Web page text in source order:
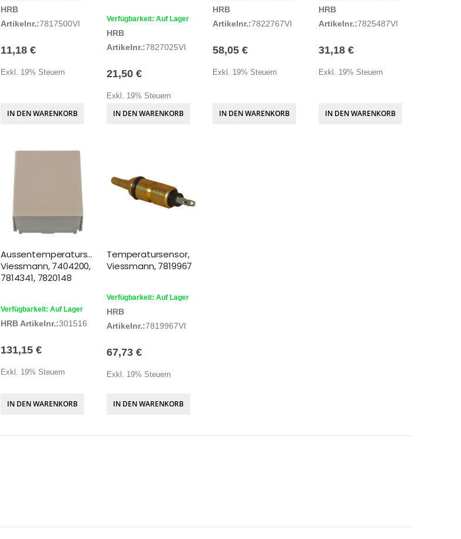
HRB
Artikelnr.:7817500VI
11,18 €
Exkl. 19% Steuern
IN DEN WARENKORB
Verfügbarkeit: Auf Lager
HRB
Artikelnr.:7827025VI
21,50 €
Exkl. 19% Steuern
IN DEN WARENKORB
HRB
Artikelnr.:7822767VI
58,05 €
Exkl. 19% Steuern
IN DEN WARENKORB
HRB
Artikelnr.:7825487VI
31,18 €
Exkl. 19% Steuern
IN DEN WARENKORB
Aussentemperatursensor
Viessmann, 7404200,
7814341, 7820148
Verfügbarkeit: Auf Lager
HRB Artikelnr.:301516
131,15 €
Exkl. 19% Steuern
IN DEN WARENKORB
Temperatursensor,
Viessmann, 7819967
Verfügbarkeit: Auf Lager
HRB
Artikelnr.:7819967VI
67,73 €
Exkl. 19% Steuern
IN DEN WARENKORB